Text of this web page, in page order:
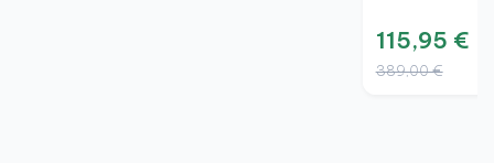
115,95 €
389,00 €